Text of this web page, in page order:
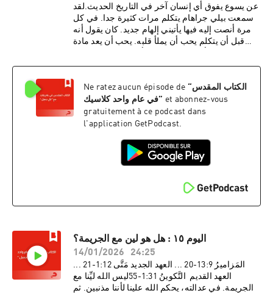
عن يسوع يفوق أي إنسان آخر في التاريخ الحديث.لقد
سمعت بيلي جراهام يتكلم مرات كثيرة جدا. في كل
مرة أنصت إليه فيها يأتيني إلهام جديد. كان يقول أنه
قبل أن يتكلم يحب أن يملأ قلبه. يحب أن يعد مادة
قلبه.بحسب يسوع، القلب هو المهم: "لأنه من فضلة
أمورا جيدة في قلبك؟
Ne ratez aucun épisode de “الكتاب المقدس
في عام واحد كلاسيك” et abonnez-vous
gratuitement à ce podcast dans
l'application GetPodcast.
اليوم ١٥ : هل هو لين مع الجريمة؟
14/01/2026
24:25
المَزاميرُ 9:‏13-‏20 ... العهد الجديد مَتَّى 12:‏1-‏21 ...
العهد القديم التَّكوينُ 31:‏1-‏55ليس الله ليِّنا مع
الجريمة. في عدالته، يحكم الله علينا لأننا مذنبين. ثم